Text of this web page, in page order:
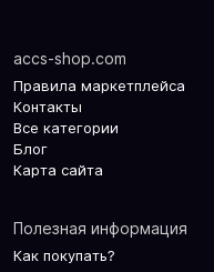
accs-shop.com
Правила маркетплейса
Контакты
Все категории
Блог
Карта сайта
Полезная информация
Как покупать?